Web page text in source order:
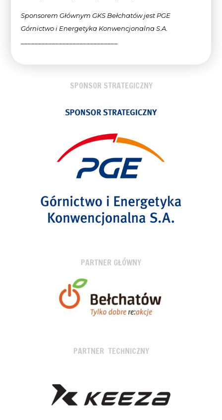
Sponsorem Głównym GKS Bełchatów jest PGE
Górnictwo i Energetyka Konwencjonalna S.A.
SPONSOR STRATEGICZNY
PARTNER GŁÓWNY
PARTNER TECHNICZNY